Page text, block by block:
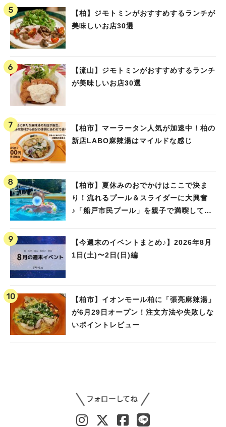
【柏】ジモトミンがおすすめするランチが
美味しいお店30選
【流山】ジモトミンがおすすめするランチ
が美味しいお店30選
【柏市】マーラータン人気が加速中！柏の
新店LABO麻辣湯はマイルドな感じ
【柏市】夏休みのおでかけはここで決ま
り！流れるプール＆スライダーに大興奮
♪「船戸市民プール」を親子で満喫してき
【今週末のイベントまとめ♪】2026年8月
1日(土)〜2日(日)編
【柏市】イオンモール柏に「張亮麻辣湯」
が6月29日オープン！注文方法や失敗しな
いポイントレビュー